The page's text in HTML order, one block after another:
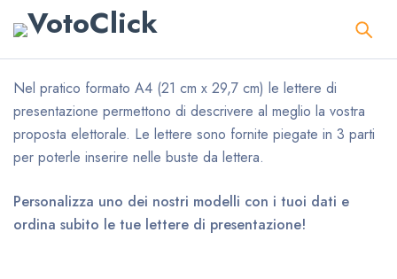
Nel pratico formato A4 (21 cm x 29,7 cm) le lettere di
presentazione permettono di descrivere al meglio la vostra
proposta elettorale. Le lettere sono fornite piegate in 3 parti
per poterle inserire nelle buste da lettera.
Personalizza uno dei nostri modelli con i tuoi dati e
ordina subito le tue lettere di presentazione!